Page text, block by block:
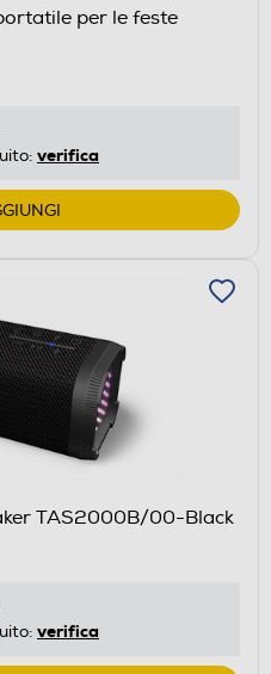
per le feste
verifica
TAS2000B/00-Black
verifica